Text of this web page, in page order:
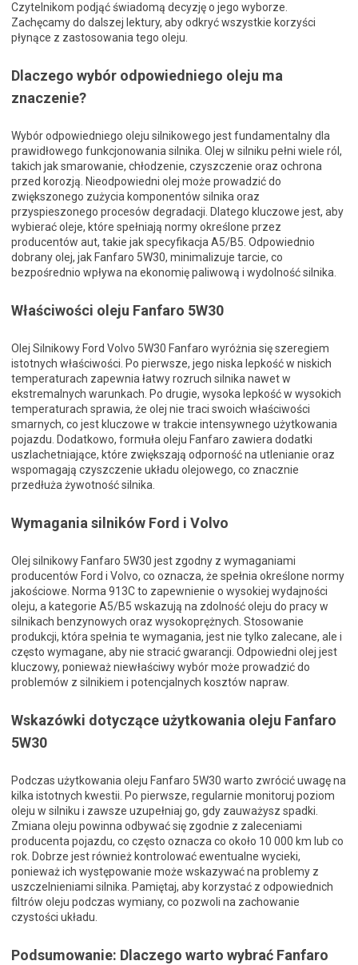
Czytelnikom podjąć świadomą decyzję o jego wyborze.
Zachęcamy do dalszej lektury, aby odkryć wszystkie korzyści
płynące z zastosowania tego oleju.
Dlaczego wybór odpowiedniego oleju ma
znaczenie?
Wybór odpowiedniego oleju silnikowego jest fundamentalny dla
prawidłowego funkcjonowania silnika. Olej w silniku pełni wiele ról,
takich jak smarowanie, chłodzenie, czyszczenie oraz ochrona
przed korozją. Nieodpowiedni olej może prowadzić do
zwiększonego zużycia komponentów silnika oraz
przyspieszonego procesów degradacji. Dlatego kluczowe jest, aby
wybierać oleje, które spełniają normy określone przez
producentów aut, takie jak specyfikacja A5/B5. Odpowiednio
dobrany olej, jak Fanfaro 5W30, minimalizuje tarcie, co
bezpośrednio wpływa na ekonomię paliwową i wydolność silnika.
Właściwości oleju Fanfaro 5W30
Olej Silnikowy Ford Volvo 5W30 Fanfaro wyróżnia się szeregiem
istotnych właściwości. Po pierwsze, jego niska lepkość w niskich
temperaturach zapewnia łatwy rozruch silnika nawet w
ekstremalnych warunkach. Po drugie, wysoka lepkość w wysokich
temperaturach sprawia, że olej nie traci swoich właściwości
smarnych, co jest kluczowe w trakcie intensywnego użytkowania
pojazdu. Dodatkowo, formuła oleju Fanfaro zawiera dodatki
uszlachetniające, które zwiększają odporność na utlenianie oraz
wspomagają czyszczenie układu olejowego, co znacznie
przedłuża żywotność silnika.
Wymagania silników Ford i Volvo
Olej silnikowy Fanfaro 5W30 jest zgodny z wymaganiami
producentów Ford i Volvo, co oznacza, że spełnia określone normy
jakościowe. Norma 913C to zapewnienie o wysokiej wydajności
oleju, a kategorie A5/B5 wskazują na zdolność oleju do pracy w
silnikach benzynowych oraz wysokoprężnych. Stosowanie
produkcji, która spełnia te wymagania, jest nie tylko zalecane, ale i
często wymagane, aby nie stracić gwarancji. Odpowiedni olej jest
kluczowy, ponieważ niewłaściwy wybór może prowadzić do
problemów z silnikiem i potencjalnych kosztów napraw.
Wskazówki dotyczące użytkowania oleju Fanfaro
5W30
Podczas użytkowania oleju Fanfaro 5W30 warto zwrócić uwagę na
kilka istotnych kwestii. Po pierwsze, regularnie monitoruj poziom
oleju w silniku i zawsze uzupełniaj go, gdy zauważysz spadki.
Zmiana oleju powinna odbywać się zgodnie z zaleceniami
producenta pojazdu, co często oznacza co około 10 000 km lub co
rok. Dobrze jest również kontrolować ewentualne wycieki,
ponieważ ich występowanie może wskazywać na problemy z
uszczelnieniami silnika. Pamiętaj, aby korzystać z odpowiednich
filtrów oleju podczas wymiany, co pozwoli na zachowanie
czystości układu.
Podsumowanie: Dlaczego warto wybrać Fanfaro